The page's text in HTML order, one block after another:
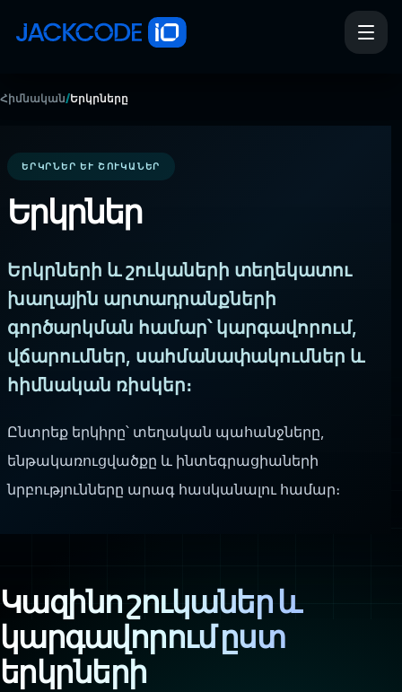
Հիմնական/Երկրները
ԵՐԿՐՆԵՐ ԵՒ ՇՈՒԿԱՆԵՐ
Երկրներ
Երկրների և շուկաների տեղեկատու
խաղային արտադրանքների
գործարկման համար՝ կարգավորում,
վճարումներ, սահմանափակումներ և
հիմնական ռիսկեր։
Ընտրեք երկիրը՝ տեղական պահանջները,
ենթակառուցվածքը և ինտեգրացիաների
նրբությունները արագ հասկանալու համար։
Կազինո շուկաներ և
կարգավորում ըստ
երկրների